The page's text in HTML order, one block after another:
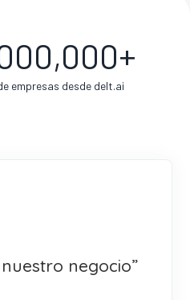
+
empresas desde delt.ai
negocio”